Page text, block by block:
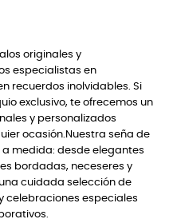
originales y
especialistas en
recuerdos inolvidables. Si
exclusivo, te ofrecemos un
y personalizados
ocasión.Nuestra seña de
medida: desde elegantes
bordadas, neceseres y
cuidada selección de
celebraciones especiales